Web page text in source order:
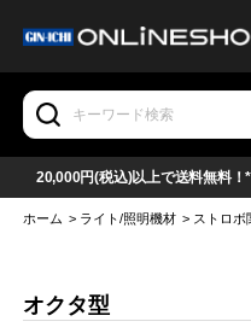
20,000円(税込)以上で送料無料！*
ホーム > ライト/照明機材 > ストロボ
オクタ型